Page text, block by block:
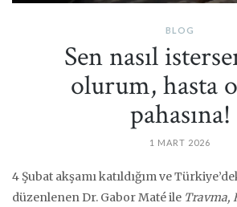
BLOG
Sen nasıl
olurum, hasta
pahasına!
1 MART 2026
4 Şubat akşamı katıldığım ve
düzenlenen Dr. Gabor Maté ile Travma,